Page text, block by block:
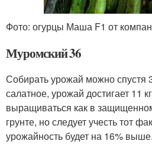
Фото: огурцы Маша F1 от
Муромский 36
Собирать урожай можно спустя
салатное, урожай достигает 11
выращиваться как в
грунте, но следует учесть тот
урожайность будет на 16% выше.